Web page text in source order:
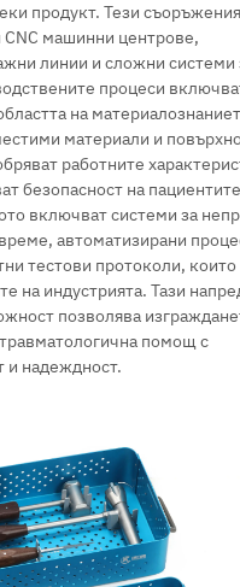
продукт. Тези съоръжения
CNC машинни центрове,
линии и сложни системи
процеси
на
материали и
работните
безопасност на
включват системи за
автоматизирани
тестови протоколи, които
на индустрията. Тази
позволява
помощ с
и надеждност.